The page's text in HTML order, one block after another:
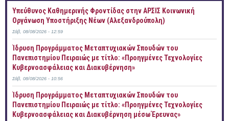
Yπεύθυνος Καθημερινής Φροντίδας στην ΑΡΣΙΣ Κοινωνική
Οργάνωση Υποστήριξης Νέων (Αλεξανδρούπολη)
Σάβ, 08/08/2026 - 12:59
Ίδρυση Προγράμματος Μεταπτυχιακών Σπουδών του
Πανεπιστημίου Πειραιώς με τίτλο: «Προηγμένες Τεχνολογίες
Κυβερνοασφάλειας και Διακυβέρνηση»
Σάβ, 08/08/2026 - 10:56
Ίδρυση Προγράμματος Μεταπτυχιακών Σπουδών του
Πανεπιστημίου Πειραιώς με τίτλο: «Προηγμένες Τεχνολογίες
Κυβερνοασφάλειας και Διακυβέρνηση μέσω Έρευνας»